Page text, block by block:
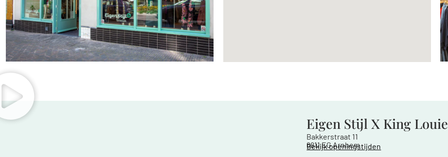
Eigen Stijl X King Louie
Bakkerstraat 11
6811 EG Arnhem
Bekijk openingstijden